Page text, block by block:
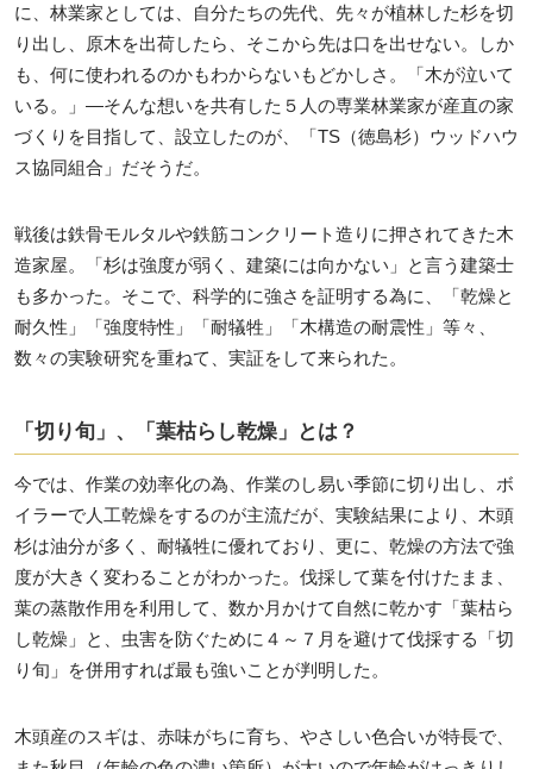
に、林業家としては、自分たちの先代、先々が植林した杉を切
り出し、原木を出荷したら、そこから先は口を出せない。しか
も、何に使われるのかもわからないもどかしさ。「木が泣いて
いる。」―そんな想いを共有した５人の専業林業家が産直の家
づくりを目指して、設立したのが、「TS（徳島杉）ウッドハウ
ス協同組合」だそうだ。
戦後は鉄骨モルタルや鉄筋コンクリート造りに押されてきた木
造家屋。「杉は強度が弱く、建築には向かない」と言う建築士
も多かった。そこで、科学的に強さを証明する為に、「乾燥と
耐久性」「強度特性」「耐犠牲」「木構造の耐震性」等々、
数々の実験研究を重ねて、実証をして来られた。
「切り旬」、「葉枯らし乾燥」とは？
今では、作業の効率化の為、作業のし易い季節に切り出し、ボ
イラーで人工乾燥をするのが主流だが、実験結果により、木頭
杉は油分が多く、耐犠牲に優れており、更に、乾燥の方法で強
度が大きく変わることがわかった。伐採して葉を付けたまま、
葉の蒸散作用を利用して、数か月かけて自然に乾かす「葉枯ら
し乾燥」と、虫害を防ぐために４～７月を避けて伐採する「切
り旬」を併用すれば最も強いことが判明した。
木頭産のスギは、赤味がちに育ち、やさしい色合いが特長で、